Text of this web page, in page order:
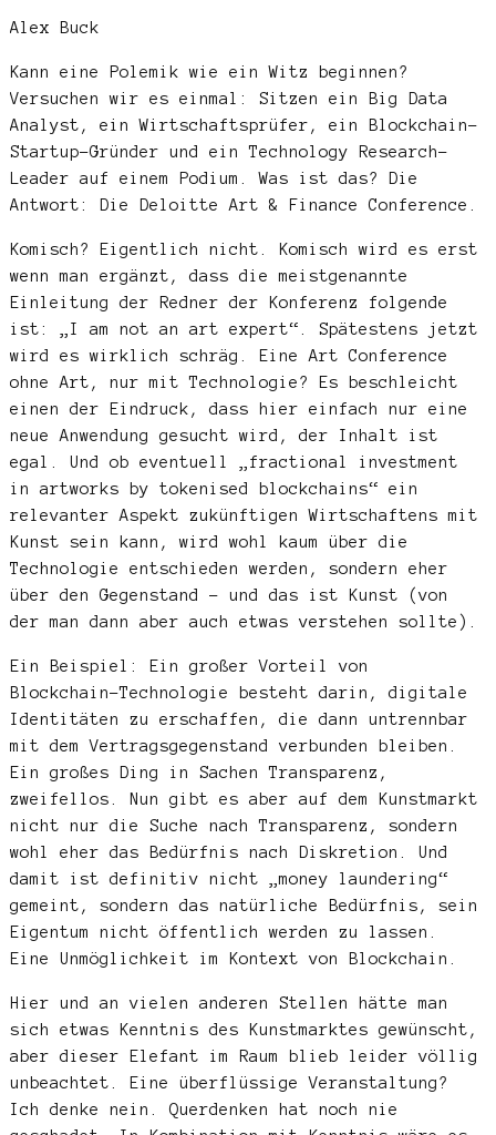
Alex Buck
Kann eine Polemik wie ein Witz beginnen?
Versuchen wir es einmal: Sitzen ein Big Data
Analyst, ein Wirtschaftsprüfer, ein Blockchain-
Startup-Gründer und ein Technology Research-
Leader auf einem Podium. Was ist das? Die
Antwort: Die Deloitte Art & Finance Conference.
Komisch? Eigentlich nicht. Komisch wird es erst
wenn man ergänzt, dass die meistgenannte
Einleitung der Redner der Konferenz folgende
ist: „I am not an art expert“. Spätestens jetzt
wird es wirklich schräg. Eine Art Conference
ohne Art, nur mit Technologie? Es beschleicht
einen der Eindruck, dass hier einfach nur eine
neue Anwendung gesucht wird, der Inhalt ist
egal. Und ob eventuell „fractional investment
in artworks by tokenised blockchains“ ein
relevanter Aspekt zukünftigen Wirtschaftens mit
Kunst sein kann, wird wohl kaum über die
Technologie entschieden werden, sondern eher
über den Gegenstand – und das ist Kunst (von
der man dann aber auch etwas verstehen sollte).
Ein Beispiel: Ein großer Vorteil von
Blockchain-Technologie besteht darin, digitale
Identitäten zu erschaffen, die dann untrennbar
mit dem Vertragsgegenstand verbunden bleiben.
Ein großes Ding in Sachen Transparenz,
zweifellos. Nun gibt es aber auf dem Kunstmarkt
nicht nur die Suche nach Transparenz, sondern
wohl eher das Bedürfnis nach Diskretion. Und
damit ist definitiv nicht „money laundering“
gemeint, sondern das natürliche Bedürfnis, sein
Eigentum nicht öffentlich werden zu lassen.
Eine Unmöglichkeit im Kontext von Blockchain.
Hier und an vielen anderen Stellen hätte man
sich etwas Kenntnis des Kunstmarktes gewünscht,
aber dieser Elefant im Raum blieb leider völlig
unbeachtet. Eine überflüssige Veranstaltung?
Ich denke nein. Querdenken hat noch nie